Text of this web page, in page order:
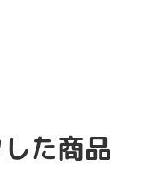
た商品